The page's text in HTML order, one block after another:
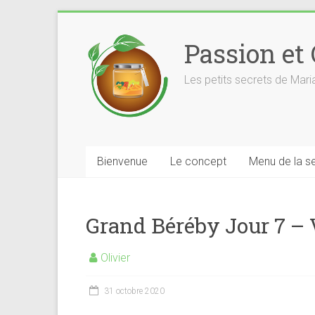
content
Passion et
Les petits secrets de
Bienvenue Le concept Menu de la
Grand Béréby Jour 7 –
Olivier
31 octobre 2020